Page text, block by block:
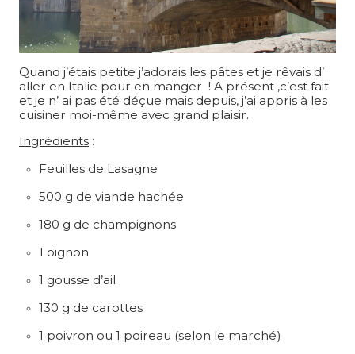
Quand j’étais petite j’adorais les pâtes et je rêvais d’
aller en Italie pour en manger ! A présent ,c’est fait
et je n’ ai pas été déçue mais depuis, j’ai appris à les
cuisiner moi-même avec grand plaisir.
Ingrédients :
Feuilles de Lasagne
500 g de viande hachée
180 g de champignons
1 oignon
1 gousse d’ail
130 g de carottes
1 poivron ou 1 poireau (selon le marché)